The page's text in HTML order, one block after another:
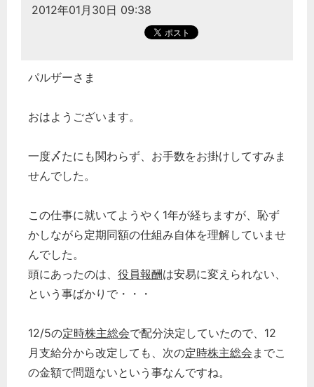
2012年01月30日 09:38
パルザーさま
おはようございます。
一度〆たにも関わらず、お手数をお掛けしてすみま
せんでした。
この仕事に就いてようやく1年が経ちますが、恥ず
かしながら定期同額の仕組み自体を理解していませ
んでした。
頭にあったのは、 役員報酬は安易に変えられない、
という事ばかりで・・・
12/5の定時株主総会で配分決定していたので、12
月支給分から改定しても、次の定時株主総会 までこ
の金額で問題ないという事なんですね。